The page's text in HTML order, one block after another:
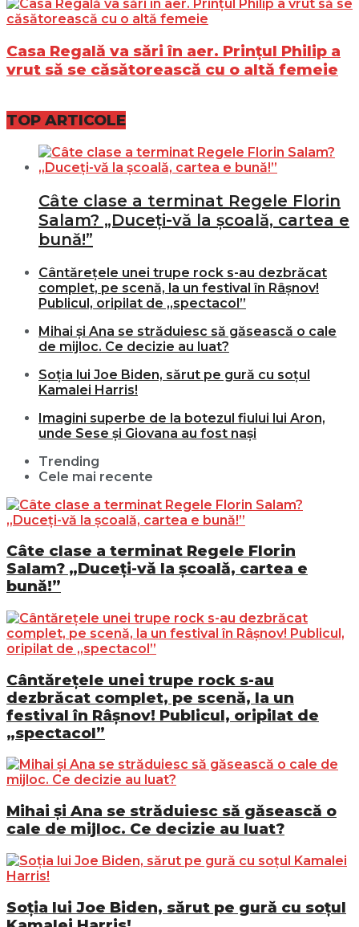
Casa Regală va sări în aer. Prințul Philip a
vrut să se căsătorească cu o altă femeie
TOP ARTICOLE
Câte clase a terminat Regele Florin
Salam? „Duceți-vă la școală, cartea e
bună!”
Cântărețele unei trupe rock s-au dezbrăcat
complet, pe scenă, la un festival în Râșnov!
Publicul, oripilat de „spectacol”
Mihai și Ana se străduiesc să găsească o cale
de mijloc. Ce decizie au luat?
Soția lui Joe Biden, sărut pe gură cu soțul
Kamalei Harris!
Imagini superbe de la botezul fiului lui Aron,
unde Sese și Giovana au fost nași
Trending
Cele mai recente
Câte clase a terminat Regele Florin
Salam? „Duceți-vă la școală, cartea e
bună!”
Cântărețele unei trupe rock s-au
dezbrăcat complet, pe scenă, la un
festival în Râșnov! Publicul, oripilat de
„spectacol”
Mihai și Ana se străduiesc să găsească o
cale de mijloc. Ce decizie au luat?
Soția lui Joe Biden, sărut pe gură cu soțul